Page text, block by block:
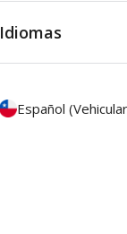
Idiomas
Español